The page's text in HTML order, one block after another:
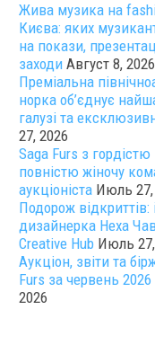
Жива музика на
Києва: яких
на покази,
заходи Август 8, 2026
Преміальна
норка об’єднує
галузі та
27, 2026
Saga Furs з
повністю жіночу
аукціоніста Июль 27,
Подорож відкриттів:
дизайнерка Неха
Creative Hub Июль
Аукціон, звіти та
Furs за червень 2026
2026